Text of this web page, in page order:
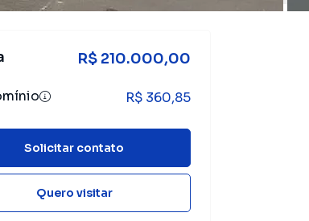
R$ 210.000,00
R$ 360,85
Solicitar contato
Quero visitar